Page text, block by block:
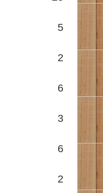
5
2
6
3
6
2